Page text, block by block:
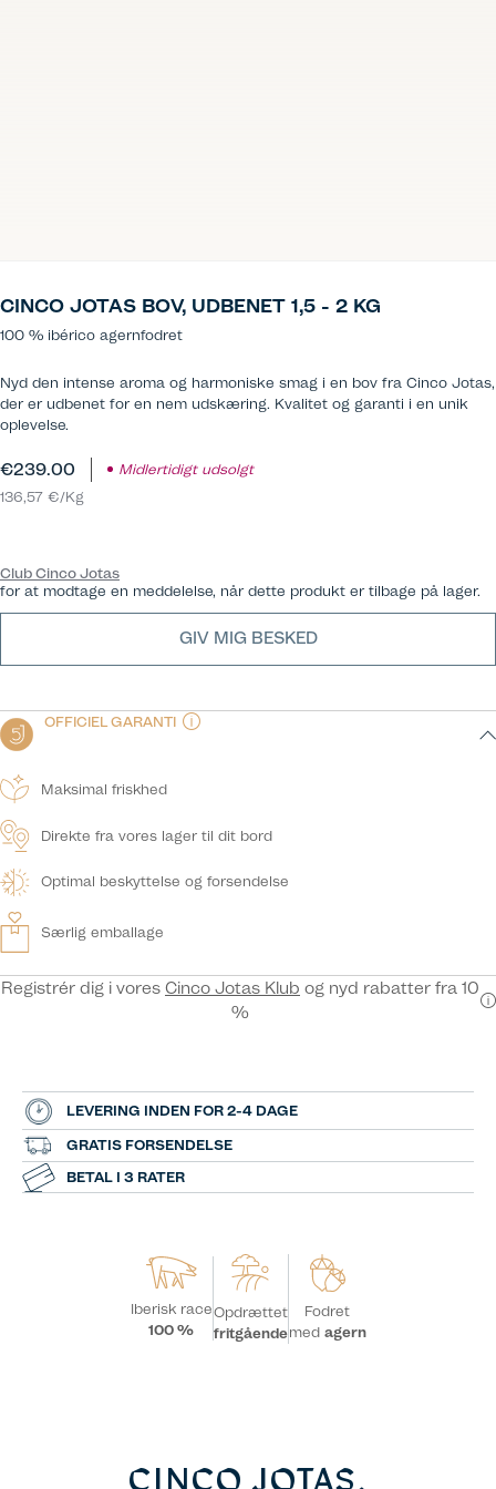
CINCO JOTAS BOV, UDBENET 1,5 - 2 KG
100 % ibérico agernfodret
Nyd den intense aroma og harmoniske smag i en bov fra Cinco Jotas,
der er udbenet for en nem udskæring. Kvalitet og garanti i en unik
oplevelse.
€239.00
Midlertidigt udsolgt
136,57 €/Kg
Club Cinco Jotas
for at modtage en meddelelse, når dette produkt er tilbage på lager.
GIV MIG BESKED
OFFICIEL GARANTI
Maksimal friskhed
Direkte fra vores lager til dit bord
Optimal beskyttelse og forsendelse
Særlig emballage
Registrér dig i vores Cinco Jotas Klub og nyd rabatter fra 10
%
LEVERING INDEN FOR 2-4 DAGE
GRATIS FORSENDELSE
BETAL I 3 RATER
Iberisk race
100 %
Opdrættet
fritgående
Fodret
med agern